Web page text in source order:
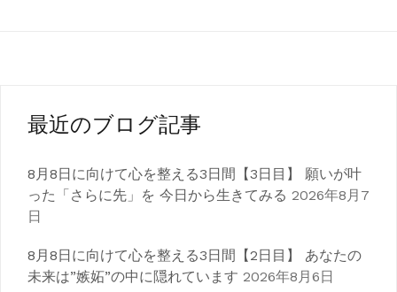
最近のブログ記事
8月8日に向けて心を整える3日間【3日目】 願いが叶
った「さらに先」を 今日から生きてみる 2026年8月7
日
8月8日に向けて心を整える3日間【2日目】 あなたの
未来は”嫉妬”の中に隠れています 2026年8月6日